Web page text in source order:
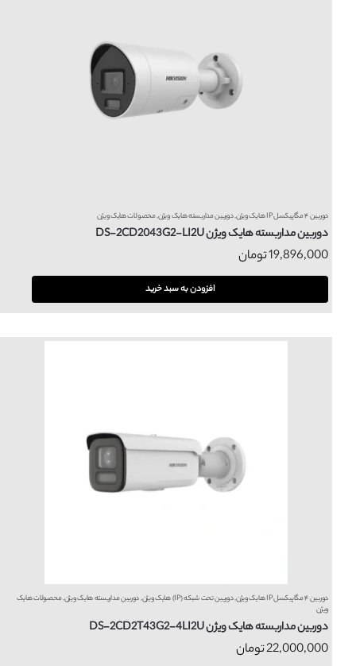
دوربین ۴ مگاپیکسل IP هایک ویژن ,دوربین مداربسته هایک ویژن,محصولات هایک ویژن
دوربین مداربسته هایک ویژن DS-2CD2043G2-LI2U
19,896,000تومان
افزودن به سبد خرید
دوربین ۴ مگاپیکسل IP هایک ویژن ,دوربین تحت شبکه (IP) هایک ویژن ,دوربین مداربسته هایک ویژن,محصولات هایک
ویژن
دوربین مداربسته هایک ویژن DS-2CD2T43G2-4LI2U
22,000,000تومان